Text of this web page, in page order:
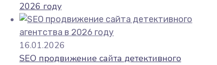
2026 году
16.01.2026
SEO продвижение сайта детективного